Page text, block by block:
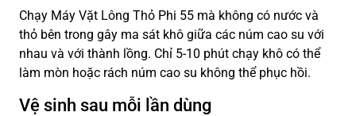
Chạy Máy Vặt Lông Thỏ Phi 55 mà không có nước và
thỏ bên trong gây ma sát khô giữa các núm cao su với
nhau và với thành lồng. Chỉ 5-10 phút chạy khô có thể
làm mòn hoặc rách núm cao su không thể phục hồi.
Vệ sinh sau mỗi lần dùng